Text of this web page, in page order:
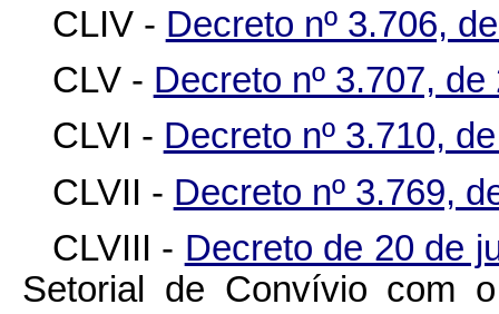
CLIV - Decreto nº 3.706,
CLV - Decreto nº 3.707,
CLVI - Decreto nº 3.710,
CLVII - Decreto nº 3.769,
CLVIII - Decreto de 20 de
Setorial de Convívio com